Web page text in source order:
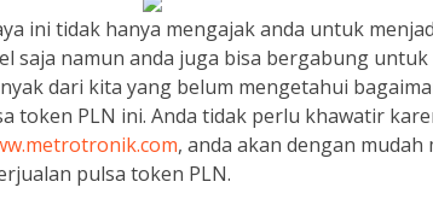
ini tidak hanya mengajak anda untuk
saja namun anda juga bisa bergabung untuk
dari kita yang belum mengetahui
token PLN ini. Anda tidak perlu khawatir
, anda akan dengan mudah
pulsa token PLN.